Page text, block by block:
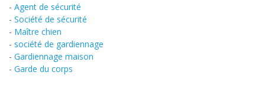
- Agent de sécurité
- Société de sécurité
- Maître chien
- société de gardiennage
- Gardiennage maison
- Garde du corps